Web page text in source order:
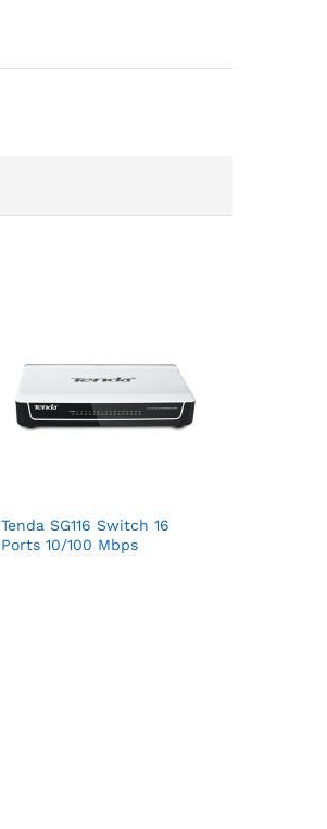
Tenda SG116 Switch 16
Ports 10/100 Mbps